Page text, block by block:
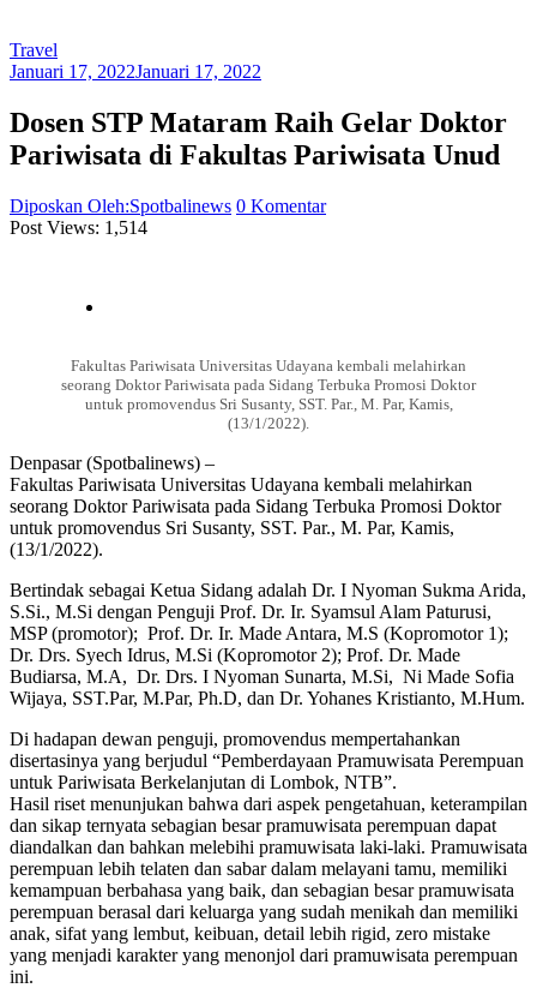
Travel
Januari 17, 2022Januari 17, 2022
Dosen STP Mataram Raih Gelar Doktor
Pariwisata di Fakultas Pariwisata Unud
Diposkan Oleh:Spotbalinews 0 Komentar
Post Views: 1,514
Fakultas Pariwisata Universitas Udayana kembali melahirkan
seorang Doktor Pariwisata pada Sidang Terbuka Promosi Doktor
untuk promovendus Sri Susanty, SST. Par., M. Par, Kamis,
(13/1/2022).
Denpasar (Spotbalinews) –
Fakultas Pariwisata Universitas Udayana kembali melahirkan
seorang Doktor Pariwisata pada Sidang Terbuka Promosi Doktor
untuk promovendus Sri Susanty, SST. Par., M. Par, Kamis,
(13/1/2022).
Bertindak sebagai Ketua Sidang adalah Dr. I Nyoman Sukma Arida,
S.Si., M.Si dengan Penguji Prof. Dr. Ir. Syamsul Alam Paturusi,
MSP (promotor); Prof. Dr. Ir. Made Antara, M.S (Kopromotor 1);
Dr. Drs. Syech Idrus, M.Si (Kopromotor 2); Prof. Dr. Made
Budiarsa, M.A, Dr. Drs. I Nyoman Sunarta, M.Si, Ni Made Sofia
Wijaya, SST.Par, M.Par, Ph.D, dan Dr. Yohanes Kristianto, M.Hum.
Di hadapan dewan penguji, promovendus mempertahankan
disertasinya yang berjudul “Pemberdayaan Pramuwisata Perempuan
untuk Pariwisata Berkelanjutan di Lombok, NTB”.
Hasil riset menunjukan bahwa dari aspek pengetahuan, keterampilan
dan sikap ternyata sebagian besar pramuwisata perempuan dapat
diandalkan dan bahkan melebihi pramuwisata laki-laki. Pramuwisata
perempuan lebih telaten dan sabar dalam melayani tamu, memiliki
kemampuan berbahasa yang baik, dan sebagian besar pramuwisata
perempuan berasal dari keluarga yang sudah menikah dan memiliki
anak, sifat yang lembut, keibuan, detail lebih rigid, zero mistake
yang menjadi karakter yang menonjol dari pramuwisata perempuan
ini.